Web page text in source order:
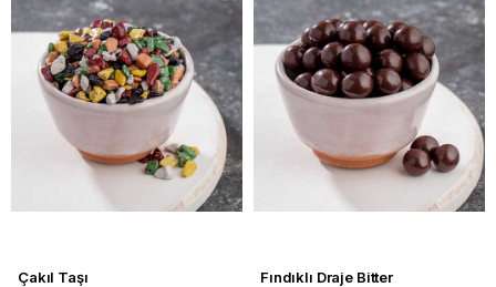
Çakıl Taşı Fındıklı Draje Bitter